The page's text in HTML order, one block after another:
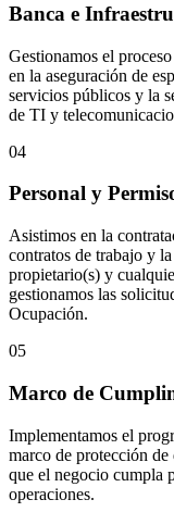
Banca e
Gestionamos el
en la aseguración de
servicios públicos y la
de TI y
04
Personal y
Asistimos en la
contratos de trabajo y
propietario(s) y
gestionamos las
Ocupación.
05
Marco de
Implementamos el
marco de protección
que el negocio cumpla
operaciones.